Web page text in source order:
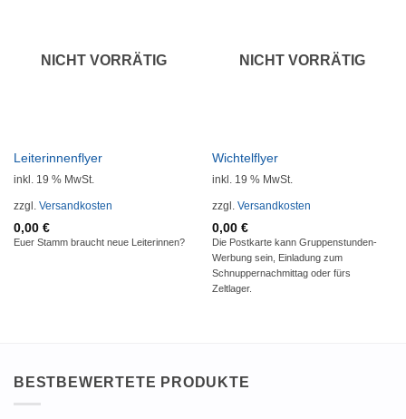
NICHT VORRÄTIG
Leiterinnenflyer
inkl. 19 % MwSt.
zzgl. Versandkosten
0,00 €
Euer Stamm braucht neue Leiterinnen?
NICHT VORRÄTIG
Wichtelflyer
inkl. 19 % MwSt.
zzgl. Versandkosten
0,00 €
Die Postkarte kann Gruppenstunden-
Werbung sein, Einladung zum
Schnuppernachmittag oder fürs
Zeltlager.
BESTBEWERTETE PRODUKTE